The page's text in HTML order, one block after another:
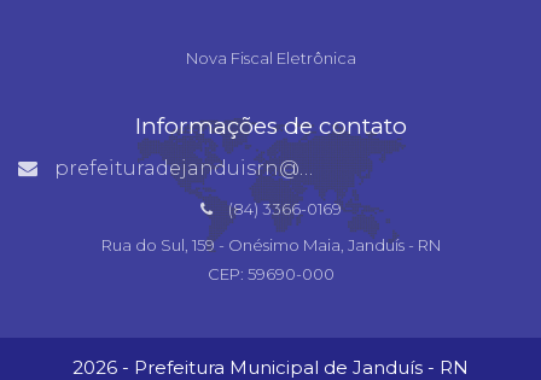
Nova Fiscal Eletrônica
Informações de contato
prefeituradejanduisrn@gmail.com
(84) 3366-0169
Rua do Sul, 159 - Onésimo Maia, Janduís - RN
CEP: 59690-000
2026 - Prefeitura Municipal de Janduís - RN